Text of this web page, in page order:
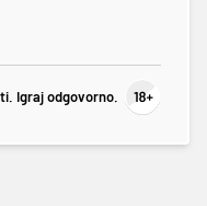
Igraj odgovorno.